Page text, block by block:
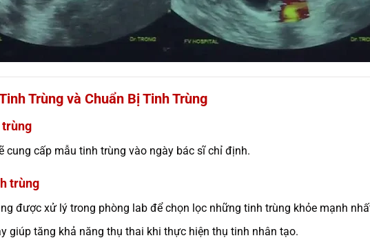
Trùng và Chuẩn Bị Tinh Trùng
trùng
cung cấp mẫu tinh trùng vào ngày bác sĩ chỉ định.
trùng
được xử lý trong phòng lab để chọn lọc những tinh trùng khỏe mạnh
giúp tăng khả năng thụ thai khi thực hiện thụ tinh nhân tạo.